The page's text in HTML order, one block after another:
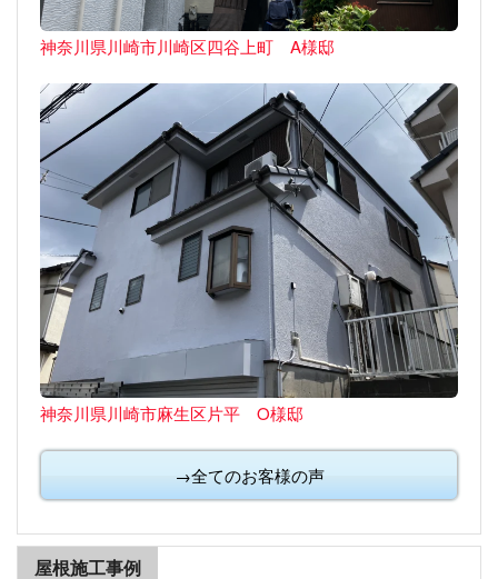
神奈川県川崎市川崎区四谷上町 A様邸
神奈川県川崎市麻生区片平 O様邸
→全てのお客様の声
屋根施工事例